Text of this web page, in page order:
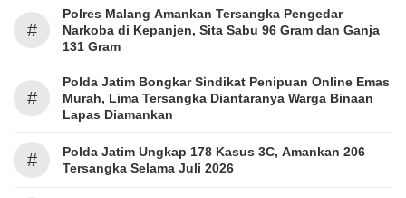
#
Polres Malang Amankan Tersangka Pengedar
Narkoba di Kepanjen, Sita Sabu 96 Gram dan Ganja
131 Gram
#
Polda Jatim Bongkar Sindikat Penipuan Online Emas
Murah, Lima Tersangka Diantaranya Warga Binaan
Lapas Diamankan
#
Polda Jatim Ungkap 178 Kasus 3C, Amankan 206
Tersangka Selama Juli 2026